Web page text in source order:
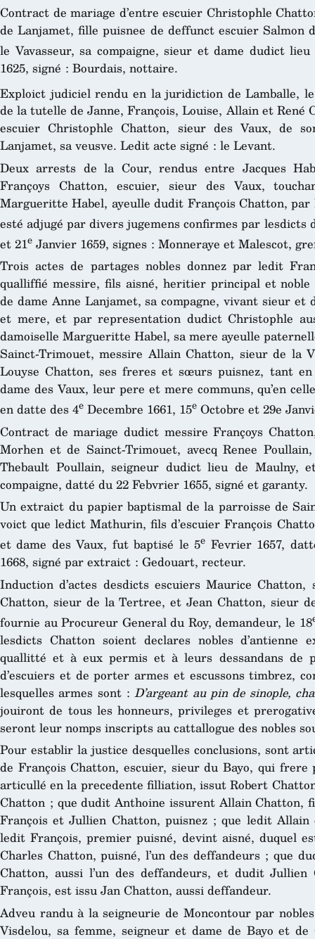
Contract de mariage d’entre escuier Christophle
de Lanjamet, fille puisnee de deffunct escuier Salmon
le Vavasseur, sa compaigne, sieur et dame dudict
1625, signé : Bourdais, nottaire.
Exploict judiciel rendu en la juridiction de Lamballe,
de la tutelle de Janne, François, Louise, Allain et René
escuier Christophle Chatton, sieur des Vaux, de
Lanjamet, sa veusve. Ledit acte signé : le Levant.
Deux arrests de la Cour, rendus entre Jacques
Françoys Chatton, escuier, sieur des Vaux,
Margueritte Habel, ayeulle dudit François Chatton,
esté adjugé par divers jugemens confirmes par lesdicts
et 21e Janvier 1659, signes : Monneraye et Malescot,
Trois actes de partages nobles donnez par ledit
qualliffié messire, fils aisné, heritier principal et
de dame Anne Lanjamet, sa compagne, vivant sieur et
et mere, et par representation dudict Christophle
damoiselle Margueritte Habel, sa mere ayeulle
Sainct-Trimouet, messire Allain Chatton, sieur de la
Louyse Chatton, ses freres et sœurs puisnez, tant
dame des Vaux, leur pere et mere communs, qu’en
en datte des 4e Decembre 1661, 15e Octobre et 29e
Contract de mariage dudict messire Françoys
Morhen et de Sainct-Trimouet, avecq Renee
Thebault Poullain, seigneur dudict lieu de Maulny,
compaigne, datté du 22 Febvrier 1655, signé et garanty.
Un extraict du papier baptismal de la parroisse de
voict que ledict Mathurin, fils d’escuier François
et dame des Vaux, fut baptisé le 5e Fevrier 1657,
1668, signé par extraict : Gedouart, recteur.
Induction d’actes desdicts escuiers Maurice
Chatton, sieur de la Tertree, et Jean Chatton, sieur
fournie au Procureur General du Roy, demandeur, le 18
lesdicts Chatton soient declares nobles
quallitté et à eux permis et à leurs dessandans de
d’escuiers et de porter armes et escussons timbrez,
lesquelles armes sont :D’argeant au pin de sinople,
jouiront de tous les honneurs, privileges et
seront leur nomps inscripts au cattallogue des nobles
Pour establir la justice desquelles conclusions, sont
de François Chatton, escuier, sieur du Bayo, qui
articullé en la precedente filliation, issut Robert
Chatton ; que dudit Anthoine issurent Allain Chatton,
François et Jullien Chatton, puisnez ; que ledit Allain
ledit François, premier puisné, devint aisné, duquel
Charles Chatton, puisné, l’un des deffandeurs ; que
Chatton, aussi l’un des deffandeurs, et dudit
François, est issu Jan Chatton, aussi deffandeur.
Adveu randu à la seigneurie de Moncontour par
Visdelou, sa femme, seigneur et dame de Bayo et